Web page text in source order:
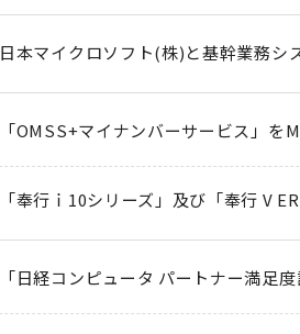
日本マイクロソフト(株)と基幹業務シ
「OMSS+マイナンバーサービス」
「奉行ｉ10シリーズ」及び「奉行 V
「日経コンピュータ パートナー満足